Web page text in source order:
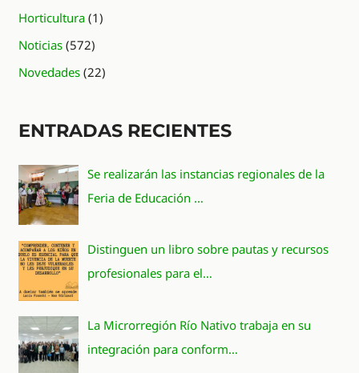
Horticultura (1)
Noticias (572)
Novedades (22)
ENTRADAS RECIENTES
Se realizarán las instancias regionales de la
Feria de Educación …
Distinguen un libro sobre pautas y recursos
profesionales para el…
La Microrregión Río Nativo trabaja en su
integración para conform…